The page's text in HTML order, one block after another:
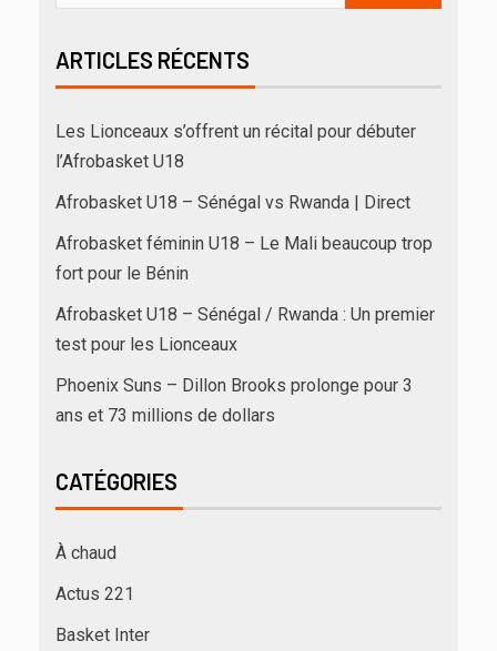
ARTICLES RÉCENTS
Les Lionceaux s’offrent un récital pour débuter
l’Afrobasket U18
Afrobasket U18 – Sénégal vs Rwanda | Direct
Afrobasket féminin U18 – Le Mali beaucoup trop
fort pour le Bénin
Afrobasket U18 – Sénégal / Rwanda : Un premier
test pour les Lionceaux
Phoenix Suns – Dillon Brooks prolonge pour 3
ans et 73 millions de dollars
CATÉGORIES
À chaud
Actus 221
Basket Inter